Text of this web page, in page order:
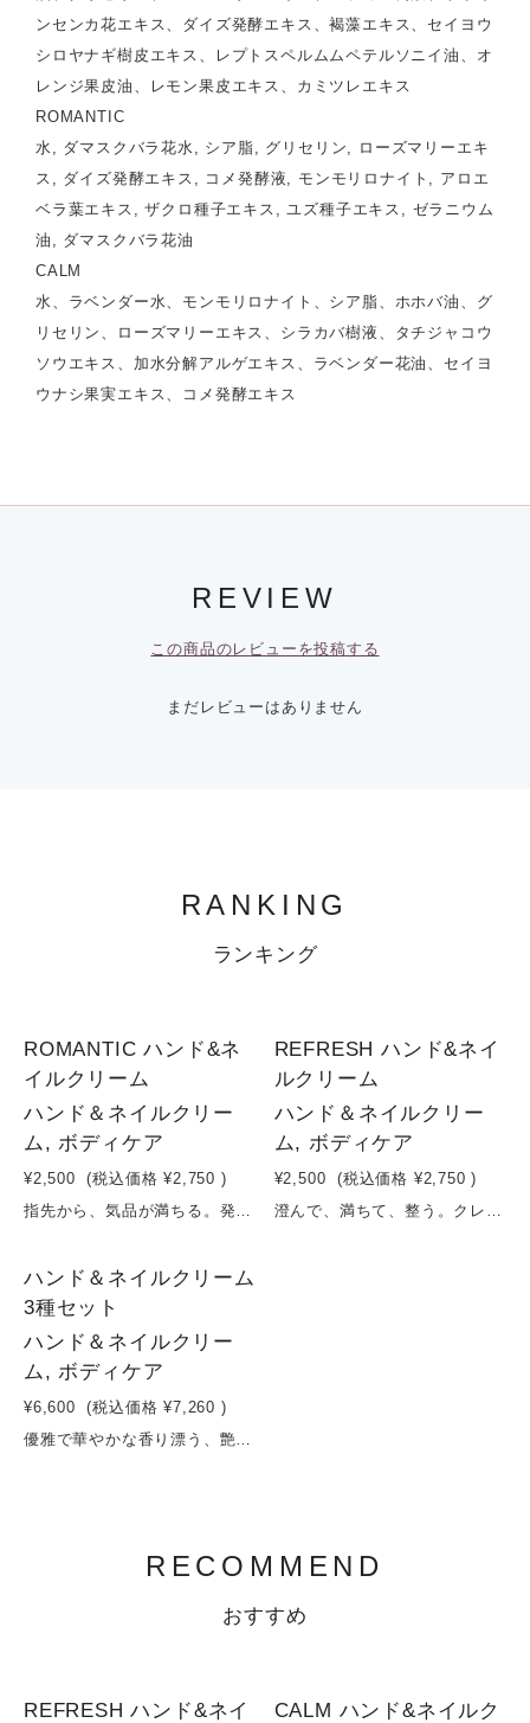
ンセンカ花エキス、ダイズ発酵エキス、褐藻エキス、セイヨウ
シロヤナギ樹皮エキス、レプトスペルムムペテルソニイ油、オ
レンジ果皮油、レモン果皮エキス、カミツレエキス
ROMANTIC
水, ダマスクバラ花水, シア脂, グリセリン, ローズマリーエキ
ス, ダイズ発酵エキス, コメ発酵液, モンモリロナイト, アロエ
ベラ葉エキス, ザクロ種子エキス, ユズ種子エキス, ゼラニウム
油, ダマスクバラ花油
CALM
水、ラベンダー水、モンモリロナイト、シア脂、ホホバ油、グ
リセリン、ローズマリーエキス、シラカバ樹液、タチジャコウ
ソウエキス、加水分解アルゲエキス、ラベンダー花油、セイヨ
ウナシ果実エキス、コメ発酵エキス
REVIEW
この商品のレビューを投稿する
まだレビューはありません
RANKING
ランキング
ROMANTIC ハンド&ネ
イルクリーム
ハンド＆ネイルクリー
ム, ボディケア
¥2,500 (税込価格 ¥2,750 )
指先から、気品が満ちる。発酵×ローズで育む、うるおいハンドケアダマスクローズの華やかな香りに包まれながら、手肌と爪を同時にケアするハンド＆ネイルクリーム。ダマスクバラ花水とダマスクバラ花油がもたらす上質なうるおいに、コメ発酵液やダイズ発酵エキスを配合。角質層までやさしく浸透し、乾燥しがちな手肌をしっとり整えます。さらに、モンモリロナイトが肌をなめらかに整え、シア脂がうるおいを閉じ込めて長時間キープ。アロエベラ葉エキスやザクロ種子エキス、ユズ種子エキスが、健やかで美しい指先へ導きます。ベタつきにくく、日中のケアにも心地よく使えるテクスチャー。ネイルケアまで叶える、上質なハンドクリームです。容量：50ml
REFRESH ハンド&ネイ
ルクリーム
ハンド＆ネイルクリー
ム, ボディケア
¥2,500 (税込価格 ¥2,750 )
澄んで、満ちて、整う。クレイ×発酵×柑橘のハンド＆ネイルケアシトラスとハーブの清らかさをあわせ持つハンド＆ネイルクリーム。モンモリロナイト（クレイ）が肌をなめらかに整えながら、余分な汚れや古い角質をやさしくオフ。ダイズ発酵エキスとシラカバ樹液が角質層までうるおいを届け、乾燥しやすい手肌をみずみずしく保ちます。シア脂とホホバ油がうるおいをしっかり閉じ込め、トウキンセンカ花エキスやカミツレエキスが手肌をやさしく整えます。さらに、褐藻エキスやセイヨウシロヤナギ樹皮エキスが、なめらかでクリアな印象の手肌へ導きます。レモンやオレンジの果実の爽やかさに、レプトスペルムムペテルソニイ油の清潔感ある香りが重なり、気分までリフレッシュ。手肌と指先を美しく整える、日常使いの新しいスタンダードです。容量：50ml
ハンド＆ネイルクリーム
3種セット
ハンド＆ネイルクリー
ム, ボディケア
¥6,600 (税込価格 ¥7,260 )
優雅で華やかな香り漂う、艶やかなベールをまとわせるフレグランスハンドクリーム100%天然成分の高保湿のハンドクリーム。ベタつかないのに、手肌に潤いを与えて、透明感とハリをもたらします。爪の形成を補う効果もあり、ネイルクリームとしてもご使用いただけます。
RECOMMEND
おすすめ
REFRESH ハンド&ネイ
CALM ハンド&ネイルク